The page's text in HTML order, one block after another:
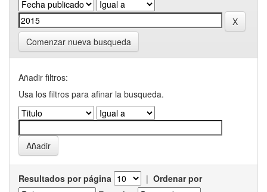
Comenzar nueva busqueda
Añadir filtros:
Usa los filtros para afinar la busqueda.
Resultados por página | Ordenar por